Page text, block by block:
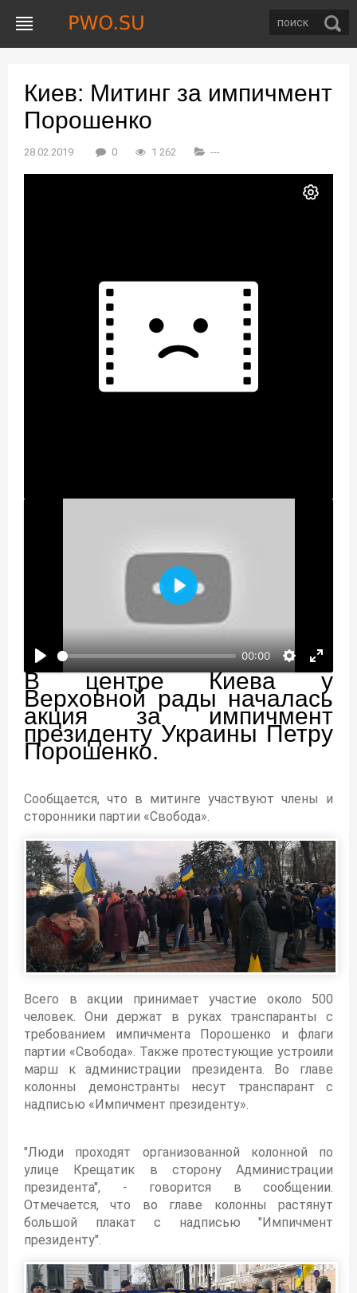
Киев: Митинг за импичмент
Порошенко
28.02.2019 0 1 262 ---
00:00
Воспроизвести
В центре Киева у
Верховной рады началась
акция за импичмент
президенту Украины Петру
Порошенко.
Сообщается, что в митинге участвуют члены и
сторонники партии «Свобода».
Всего в акции принимает участие около 500
человек. Они держат в руках транспаранты с
требованием импичмента Порошенко и флаги
партии «Свобода». Также протестующие устроили
марш к администрации президента. Во главе
колонны демонстранты несут транспарант с
надписью «Импичмент президенту».
"Люди проходят организованной колонной по
улице Крещатик в сторону Администрации
президента", - говорится в сообщении.
Отмечается, что во главе колонны растянут
большой плакат с надписью "Импичмент
президенту".